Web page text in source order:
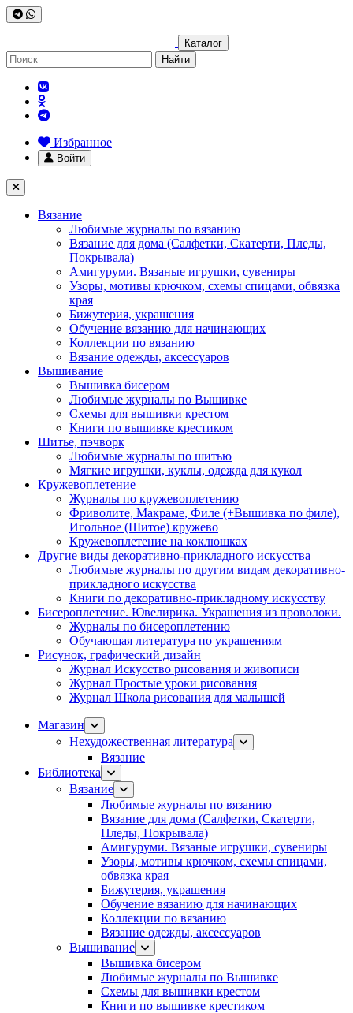
Каталог
Найти
Избранное
Войти
Вязание
Любимые журналы по вязанию
Вязание для дома (Салфетки, Скатерти, Пледы,
Покрывала)
Амигуруми. Вязаные игрушки, сувениры
Узоры, мотивы крючком, схемы спицами, обвязка
края
Бижутерия, украшения
Обучение вязанию для начинающих
Коллекции по вязанию
Вязание одежды, аксессуаров
Вышивание
Вышивка бисером
Любимые журналы по Вышивке
Схемы для вышивки крестом
Книги по вышивке крестиком
Шитье, пэчворк
Любимые журналы по шитью
Мягкие игрушки, куклы, одежда для кукол
Кружевоплетение
Журналы по кружевоплетению
Фриволите, Макраме, Филе (+Вышивка по филе),
Игольное (Шитое) кружево
Кружевоплетение на коклюшках
Другие виды декоративно-прикладного искусства
Любимые журналы по другим видам декоративно-
прикладного искусства
Книги по декоративно-прикладному искусству
Бисероплетение. Ювелирика. Украшения из проволоки.
Журналы по бисероплетению
Обучающая литература по украшениям
Рисунок, графический дизайн
Журнал Искусство рисования и живописи
Журнал Простые уроки рисования
Журнал Школа рисования для малышей
Магазин
Нехудожественная литература
Вязание
Библиотека
Вязание
Любимые журналы по вязанию
Вязание для дома (Салфетки, Скатерти,
Пледы, Покрывала)
Амигуруми. Вязаные игрушки, сувениры
Узоры, мотивы крючком, схемы спицами,
обвязка края
Бижутерия, украшения
Обучение вязанию для начинающих
Коллекции по вязанию
Вязание одежды, аксессуаров
Вышивание
Вышивка бисером
Любимые журналы по Вышивке
Схемы для вышивки крестом
Книги по вышивке крестиком